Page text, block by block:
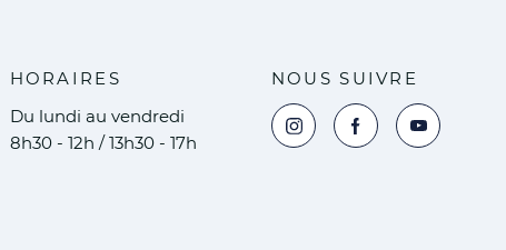
HORAIRES
Du lundi au vendredi
8h30 - 12h / 13h30 - 17h
NOUS SUIVRE
Voir la page Instagram de la
Voir la page
Voir le